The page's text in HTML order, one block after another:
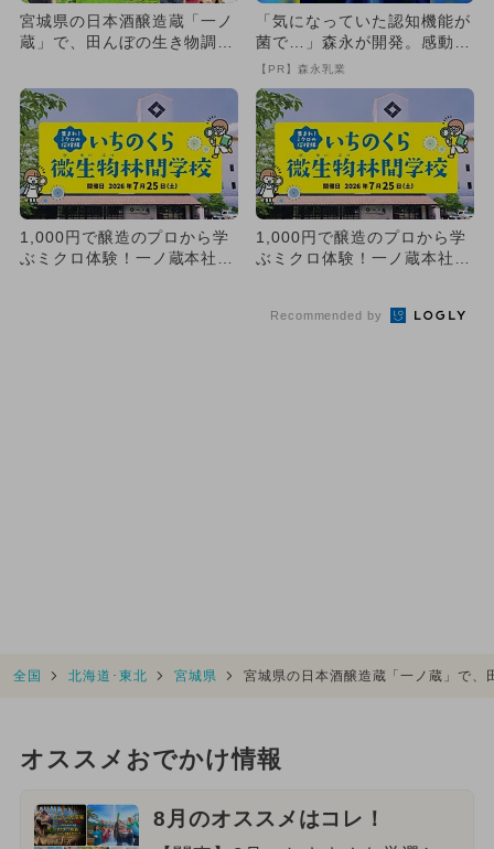
宮城県の日本酒醸造蔵「一ノ
蔵」で、田んぼの生き物調査
集
「気になっていた認知機能が
菌で…」森永が開発。感動の
70代続出
【PR】森永乳業
1,000円で醸造のプロから学
ぶミクロ体験！一ノ蔵本社蔵
1,000円で醸造のプロから学
ぶミクロ体験！一ノ蔵本社蔵
Recommended by
全国 北海道･東北 宮城県 宮城県の日本酒醸造蔵「一ノ蔵」で
オススメおでかけ情報
8月のオススメはコレ！